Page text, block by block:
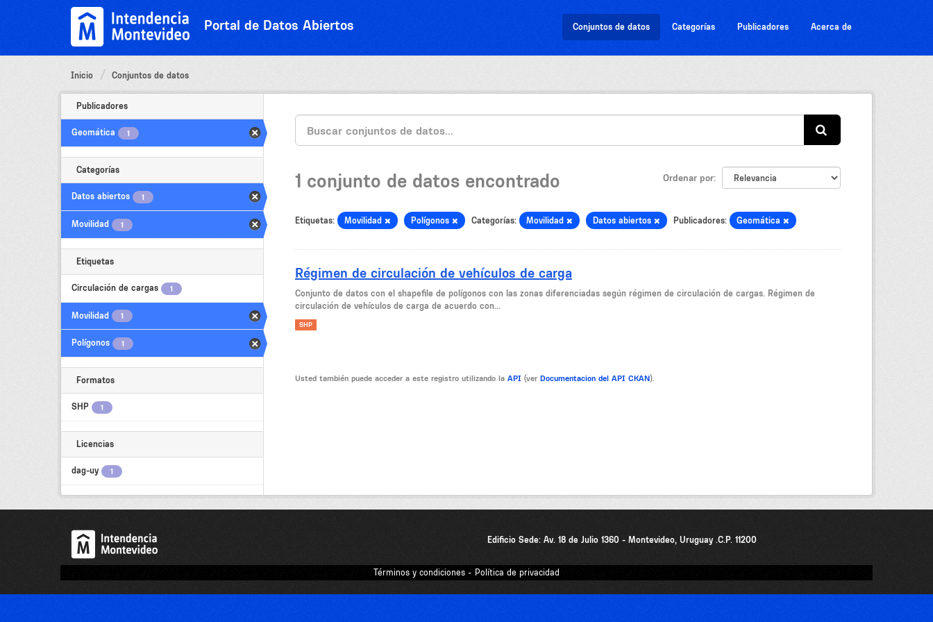
Portal de Datos Abiertos Conjuntos de datos Categorías Publicadores Acerca de
Inicio Conjuntos de datos
Publicadores
Geomática 1
Categorías
Datos abiertos 1
Movilidad 1
Etiquetas
Circulación de cargas 1
Movilidad 1
Polígonos 1
Formatos
SHP 1
Licencias
dag-uy 1
Ordenar por
1 conjunto de datos encontrado
Etiquetas: Movilidad Polígonos Categorías: Movilidad Datos abiertos Publicadores: Geomática
Régimen de circulación de vehículos de carga
Conjunto de datos con el shapefile de polígonos con las zonas diferenciadas según régimen de circulación de cargas. Régimen de
circulación de vehículos de carga de acuerdo con...
SHP
Usted también puede acceder a este registro utilizando la API (ver Documentacion del API CKAN).
Edificio Sede: Av. 18 de Julio 1360 - Montevideo, Uruguay .C.P. 11200
Términos y condiciones - Política de privacidad